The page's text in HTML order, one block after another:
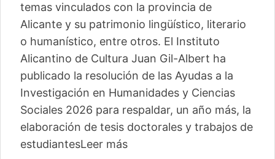
temas vinculados con la provincia de
Alicante y su patrimonio lingüístico, literario
o humanístico, entre otros. El Instituto
Alicantino de Cultura Juan Gil-Albert ha
publicado la resolución de las Ayudas a la
Investigación en Humanidades y Ciencias
Sociales 2026 para respaldar, un año más, la
elaboración de tesis doctorales y trabajos de
estudiantesLeer más